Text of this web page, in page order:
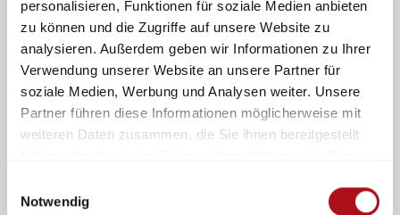
personalisieren, Funktionen für soziale Medien anbieten
zu können und die Zugriffe auf unsere Website zu
analysieren. Außerdem geben wir Informationen zu Ihrer
Verwendung unserer Website an unsere Partner für
soziale Medien, Werbung und Analysen weiter. Unsere
Partner führen diese Informationen möglicherweise mit
weiteren Daten zusammen, die Sie ihnen bereitgestellt
Notwendig
Mitmachen und Kontakteknüpfen
im Netzwerk für Schutz, Rettung
und Sicherheit